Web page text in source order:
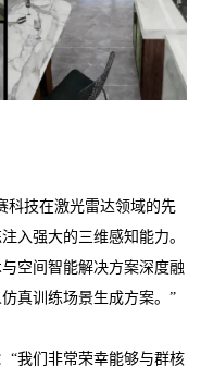
技在激光雷达领域的先
入强大的三维感知能力。
空间智能解决方案深度融
真训练场景生成方案。”
我们非常荣幸能够与群核